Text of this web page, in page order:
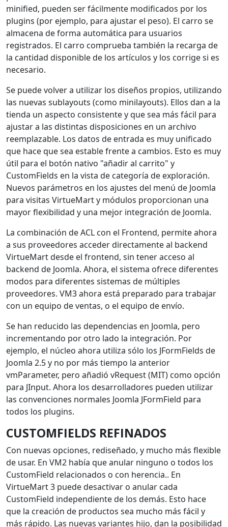
minified, pueden ser fácilmente modificados por los
plugins (por ejemplo, para ajustar el peso). El carro se
almacena de forma automática para usuarios
registrados. El carro comprueba también la recarga de
la cantidad disponible de los artículos y los corrige si es
necesario.
Se puede volver a utilizar los diseños propios, utilizando
las nuevas sublayouts (como minilayouts). Ellos dan a la
tienda un aspecto consistente y que sea más fácil para
ajustar a las distintas disposiciones en un archivo
reemplazable. Los datos de entrada es muy unificado
que hace que sea estable frente a cambios. Esto es muy
útil para el botón nativo "añadir al carrito" y
CustomFields en la vista de categoría de exploración.
Nuevos parámetros en los ajustes del menú de Joomla
para visitas VirtueMart y módulos proporcionan una
mayor flexibilidad y una mejor integración de Joomla.
La combinación de ACL con el Frontend, permite ahora
a sus proveedores acceder directamente al backend
VirtueMart desde el frontend, sin tener acceso al
backend de Joomla. Ahora, el sistema ofrece diferentes
modos para diferentes sistemas de múltiples
proveedores. VM3 ahora está preparado para trabajar
con un equipo de ventas, o el equipo de envío.
Se han reducido las dependencias en Joomla, pero
incrementando por otro lado la integración. Por
ejemplo, el núcleo ahora utiliza sólo los JFormFields de
Joomla 2.5 y no por más tiempo la anterior
vmParameter, pero añadió vRequest (MIT) como opción
para JInput. Ahora los desarrolladores pueden utilizar
las convenciones normales Joomla JFormField para
todos los plugins.
CUSTOMFIELDS REFINADOS
Con nuevas opciones, rediseñado, y mucho más flexible
de usar. En VM2 había que anular ninguno o todos los
CustomField relacionados o con herencia.. En
VirtueMart 3 puede desactivar o anular cada
CustomField independiente de los demás. Esto hace
que la creación de productos sea mucho más fácil y
más rápido. Las nuevas variantes hijo, dan la posibilidad